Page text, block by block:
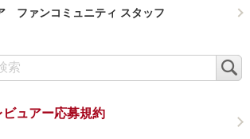
ファンコミュニティ スタッフ
索
ュアー応募規約